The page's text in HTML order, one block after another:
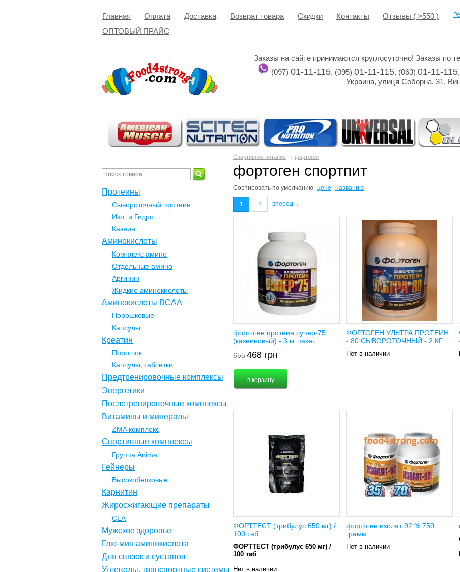
Главная Оплата Доставка Возврат товара Cкидки Контакты
Отзывы ( >550 )
ОПТОВЫЙ ПРАЙС
Заказы на сайте принимаются круглосуточно! Заказы по
(097) 01-11-115, (095) 01-11-115, (063) 01-11-115,
Украина, улиця Соборна, 31,
Спортивное питание → фортоген
фортоген спортпит
Сортировать по умолчанию цене названию
1 2 вперед→
фортоген протеин супер-75
(казеиновый) - 3 кг пакет
655468 грн
ФОРТОГЕН УЛЬТРА ПРОТЕИН
- 80 СЫВОРОТОЧНЫЙ - 2 КГ
Нет в наличии
ФОРТТЕСТ (трибулус 650 мг) /
100 таб
ФОРТТЕСТ (трибулус 650 мг) /
100 таб
Нет в наличии
фортоген изолят 92 % 750
грамм
Нет в наличии
Протеины
Сывороточный протеин
Изо. и Гидро.
Казеин
Аминокислоты
Комплекс амино
Отдельные амино
Аргинин
Жидкие аминокислоты
Аминокислоты BCAA
Порошковые
Капсулы
Креатин
Порошок
Капсулы, таблетки
Предтренировочные комплексы
Энергетики
Послетренировочные комплексы
Витамины и минералы
ZMA комплекс
Спортивные комплексы
Группа Animal
Гейнеры
Высокобелковые
Карнитин
Жиросжигающие препараты
CLA
Мужское здоровье
Глю-мин аминокислота
Для связок и суставов
Углеводы, транспортные системы